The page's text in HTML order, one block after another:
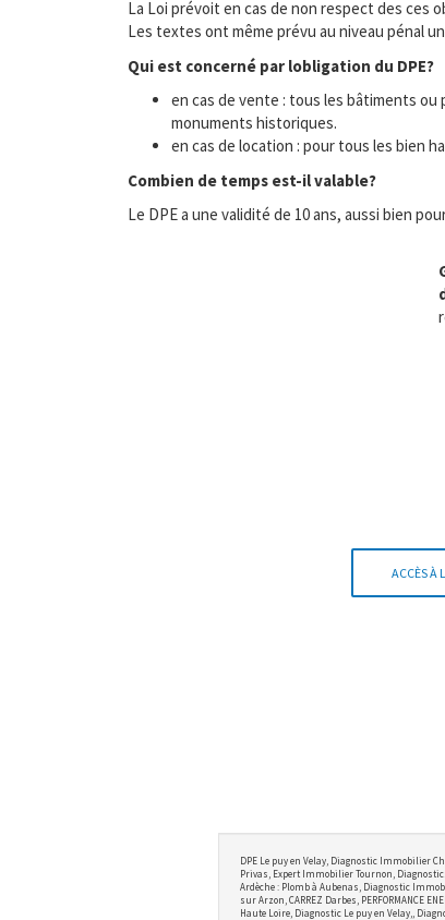
La Loi prévoit en cas de non respect des ces
Les textes ont même prévu au niveau pénal
Qui est concerné par lobligation du DPE?
en cas de vente : tous les bâtiments
monuments historiques.
en cas de location : pour tous les bien
Combien de temps est-il valable?
Le DPE a une validité de 10 ans, aussi bien
ACCÈS À
DPE Le puy en Velay, Diagnostic Immobilier
Privas, Expert Immobilier Tournon,
Ardèche : Plomb à Aubenas, Diagnostic
sur Arzon, CARREZ Darbes, PERFORMANCE
Haute Loire, Diagnostic Le puy en Velay,,